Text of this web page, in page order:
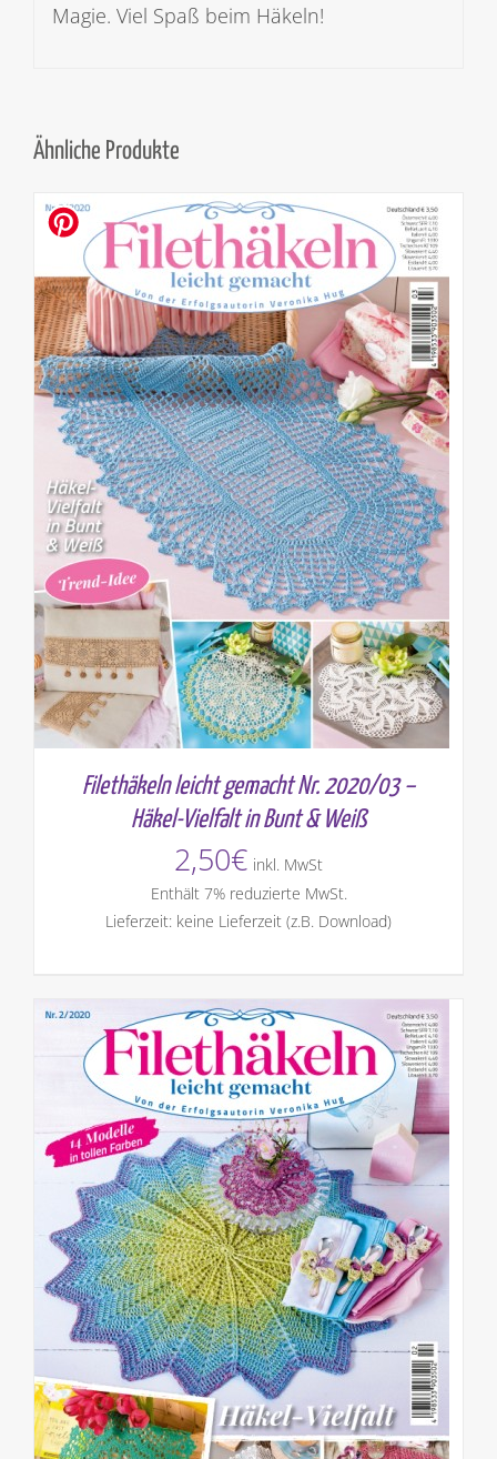
Magie. Viel Spaß beim Häkeln!
Ähnliche Produkte
Filethäkeln leicht gemacht Nr. 2020/03 –
Häkel-Vielfalt in Bunt & Weiß
2,50€ inkl. MwSt
Enthält 7% reduzierte MwSt.
Lieferzeit: keine Lieferzeit (z.B. Download)